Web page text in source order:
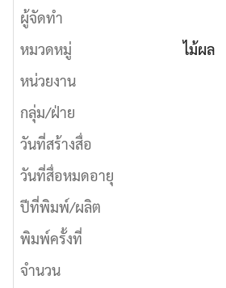
ผู้จัดทำ
หมวดหมู่
ไม้ผล
หน่วยงาน
กลุ่ม/ฝ่าย
วันที่สร้างสื่อ
วันที่สื่อหมดอายุ
ปีที่พิมพ์/ผลิต
พิมพ์ครั้งที่
จำนวน